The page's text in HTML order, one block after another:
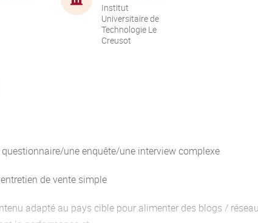
Institut
Universitaire de
Technologie Le
Creusot
questionnaire/une enquête/une interview complexe
de vente simple
adapté au pays cible pour alimenter des blogs /